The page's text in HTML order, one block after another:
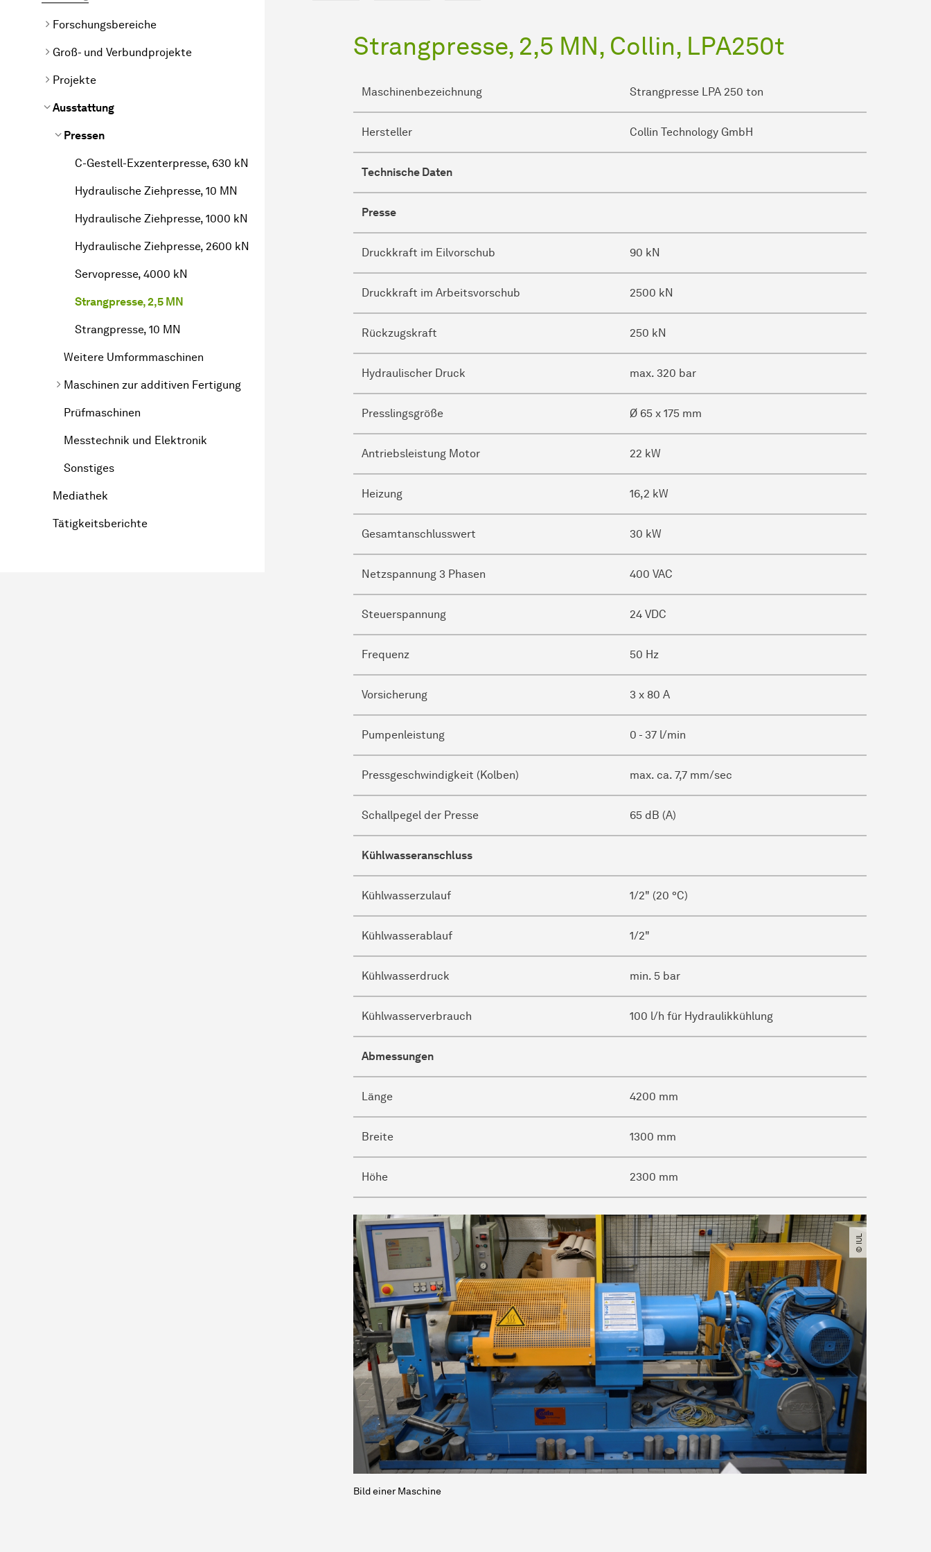
Forschungsbereiche
Groß- und Verbundprojekte
Projekte
Ausstattung
Pressen
C-Gestell-Exzenterpresse, 630 kN
Hydraulische Ziehpresse, 10 MN
Hydraulische Ziehpresse, 1000 kN
Hydraulische Ziehpresse, 2600 kN
Servopresse, 4000 kN
Strangpresse, 2,5 MN
Strangpresse, 10 MN
Weitere Umformmaschinen
Maschinen zur additiven Fertigung
Prüfmaschinen
Messtechnik und Elektronik
Sonstiges
Mediathek
Tätigkeitsberichte
Strangpresse, 2,5 MN, Collin, LPA250t
Maschinenbezeichnung Strangpresse LPA 250 ton
Hersteller Collin Technology GmbH
Technische Daten
Presse
Druckkraft im Eilvorschub 90 kN
Druckkraft im Arbeitsvorschub 2500 kN
Rückzugskraft 250 kN
Hydraulischer Druck max. 320 bar
Presslingsgröße Ø 65 x 175 mm
Antriebsleistung Motor 22 kW
Heizung 16,2 kW
Gesamtanschlusswert 30 kW
Netzspannung 3 Phasen 400 VAC
Steuerspannung 24 VDC
Frequenz 50 Hz
Vorsicherung 3 x 80 A
Pumpenleistung 0 - 37 l/min
Pressgeschwindigkeit (Kolben) max. ca. 7,7 mm/sec
Schallpegel der Presse 65 dB (A)
Kühlwasseranschluss
Kühlwasserzulauf 1/2" (20 °C)
Kühlwasserablauf 1/2"
Kühlwasserdruck min. 5 bar
Kühlwasserverbrauch 100 l/h für Hydraulikkühlung
Abmessungen
Länge 4200 mm
Breite 1300 mm
Höhe 2300 mm
© IUL
Bild einer Maschine